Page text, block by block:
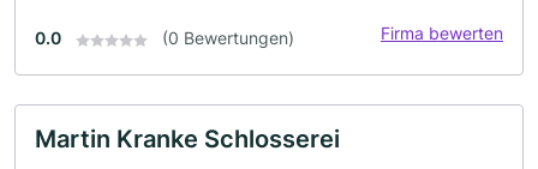
0.0 (0 Bewertungen) Firma bewerten
Martin Kranke Schlosserei